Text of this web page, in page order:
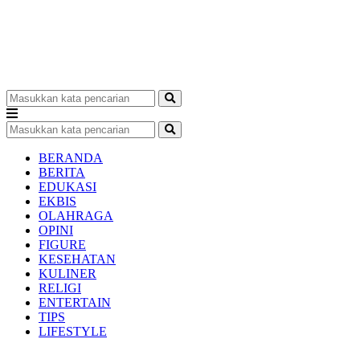
BERANDA
BERITA
EDUKASI
EKBIS
OLAHRAGA
OPINI
FIGURE
KESEHATAN
KULINER
RELIGI
ENTERTAIN
TIPS
LIFESTYLE